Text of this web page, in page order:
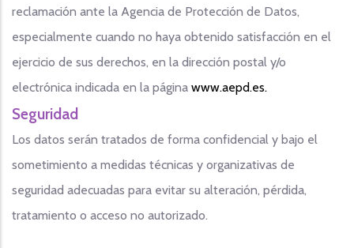
reclamación ante la Agencia de Protección de Datos,
especialmente cuando no haya obtenido satisfacción en el
ejercicio de sus derechos, en la dirección postal y/o
electrónica indicada en la página www.aepd.es.
Seguridad
Los datos serán tratados de forma confidencial y bajo el
sometimiento a medidas técnicas y organizativas de
seguridad adecuadas para evitar su alteración, pérdida,
tratamiento o acceso no autorizado.